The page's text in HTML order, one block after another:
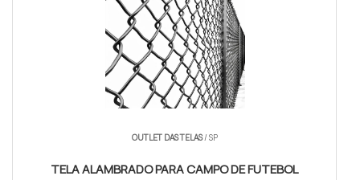
OUTLET DAS TELAS/ SP
TELA ALAMBRADO PARA CAMPO DE FUTEBOL